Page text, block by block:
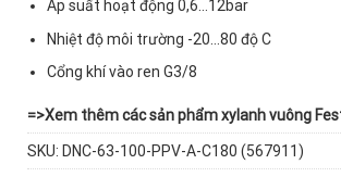
Áp suất hoạt động 0,6…12bar
Nhiệt độ môi trường -20…80 độ C
Cổng khí vào ren G3/8
=>Xem thêm các sản phẩm xylanh vuông
SKU: DNC-63-100-PPV-A-C180 (567911)